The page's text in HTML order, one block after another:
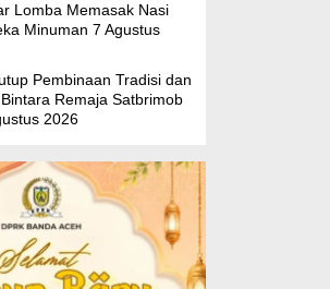
Lomba Memasak Nasi
Minuman 7 Agustus
Pembinaan Tradisi dan
Remaja Satbrimob
2026